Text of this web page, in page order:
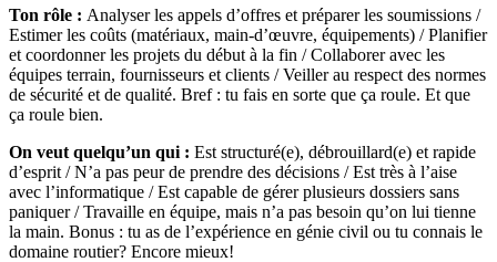
Ton rôle : Analyser les appels d’offres et préparer les soumissions /
Estimer les coûts (matériaux, main-d’œuvre, équipements) / Planifier
et coordonner les projets du début à la fin / Collaborer avec les
équipes terrain, fournisseurs et clients / Veiller au respect des normes
de sécurité et de qualité. Bref : tu fais en sorte que ça roule. Et que
ça roule bien.
On veut quelqu’un qui : Est structuré(e), débrouillard(e) et rapide
d’esprit / N’a pas peur de prendre des décisions / Est très à l’aise
avec l’informatique / Est capable de gérer plusieurs dossiers sans
paniquer / Travaille en équipe, mais n’a pas besoin qu’on lui tienne
la main. Bonus : tu as de l’expérience en génie civil ou tu connais le
domaine routier? Encore mieux!